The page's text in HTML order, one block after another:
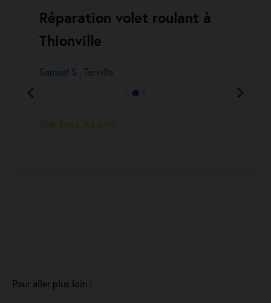
Réparation volet roulant à
Thionville
Samuel S., Terville
Voir tous les avis
Pour aller plus loin :